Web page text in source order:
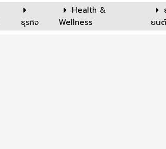
ธุรกิจ
Health &
Wellness
ยนต์